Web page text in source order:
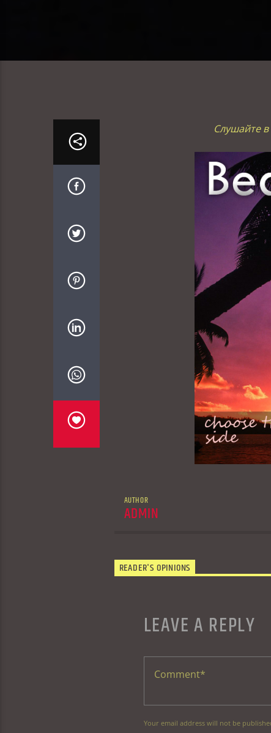
Слушайте в
AUTHOR
ADMIN
READER'S OPINIONS
LEAVE A REPLY
Your email address will not be